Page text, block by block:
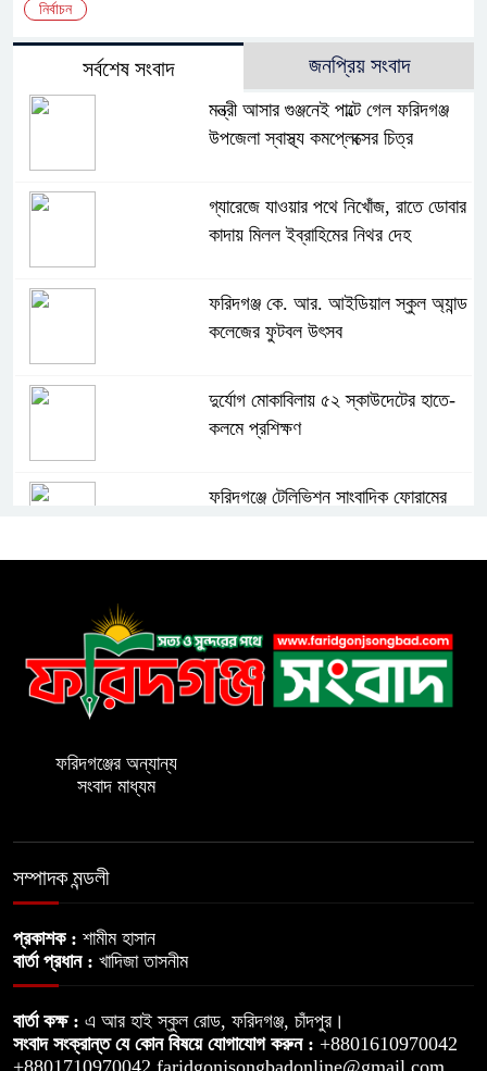
নির্বাচন
সর্বশেষ সংবাদ জনপ্রিয় সংবাদ
মন্ত্রী আসার গুঞ্জনেই পাল্টে গেল ফরিদগঞ্জ
উপজেলা স্বাস্থ্য কমপ্লেক্সের চিত্র
গ্যারেজে যাওয়ার পথে নিখোঁজ, রাতে ডোবার
কাদায় মিলল ইব্রাহিমের নিথর দেহ
ফরিদগঞ্জ কে. আর. আইডিয়াল স্কুল অ্যান্ড
কলেজের ফুটবল উৎসব
দুর্যোগ মোকাবিলায় ৫২ স্কাউদেটের হাতে-
কলমে প্রশিক্ষণ
ফরিদগঞ্জে টেলিভিশন সাংবাদিক ফোরামের
ফরিদগঞ্জে ইয়াবাসহ শীর্ষ মাদক কারবারিকে
বিক্রি! থানায় অভিযোগ
প্রশিক্ষণ কর্মশালার উদ্বোধন
ফরিদগঞ্জের অন্যান্য
সংবাদ মাধ্যম
সম্পাদক মন্ডলী
প্রকাশক : শামীম হাসান
বার্তা প্রধান : খাদিজা তাসনীম
বার্তা কক্ষ : এ আর হাই স্কুল রোড, ফরিদগঞ্জ, চাঁদপুর।
সংবাদ সংক্রান্ত যে কোন বিষয়ে যোগাযোগ করুন : +8801610970042